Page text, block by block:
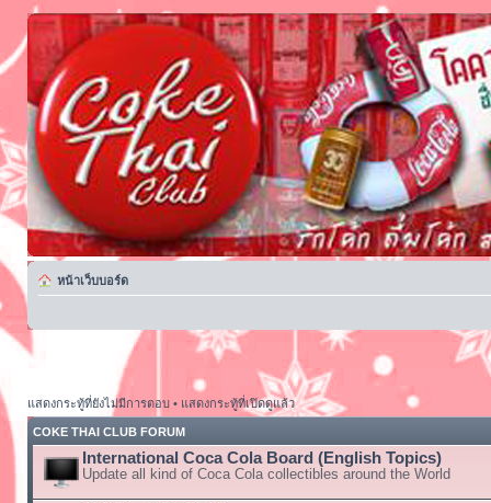
หน้าเว็บบอร์ด
แสดงกระทู้ที่ยังไม่มีการตอบ• แสดงกระทู้ที่เปิดดูแล้ว
COKE THAI CLUB FORUM
International Coca Cola Board (English Topics)
Update all kind of Coca Cola collectibles around the World